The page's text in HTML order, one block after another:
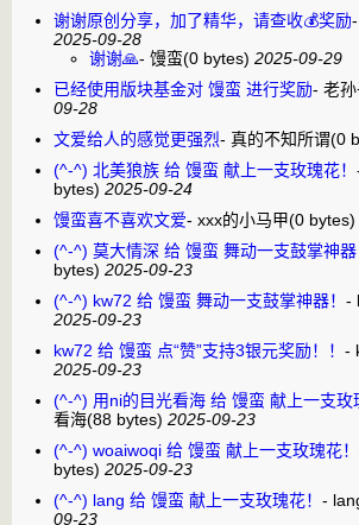
谢谢原创分享，加了精华，请查收💰奖励-
2025-09-28
谢谢🙏- 馒蛮(0 bytes) 2025-09-29
已经使用版块基金对 馒蛮 进行奖励- 老
09-28
文爱给人的感觉更强烈- 真的不知所谓(0
(^-^) 北美狼族 给 馒蛮 献上一支玫瑰花！
bytes) 2025-09-24
馒蛮喜不喜欢文爱- xxx的小马甲(0 bytes)
(^-^) 莫大情深 给 馒蛮 舞动一支鼓掌神器
bytes) 2025-09-23
(^-^) kw72 给 馒蛮 舞动一支鼓掌神器！ -
2025-09-23
kw72 给 馒蛮 点“赞”支持3银元奖励！！ -
2025-09-23
(^-^) 用ni的目光看海 给 馒蛮 献上一支玫
看海(88 bytes) 2025-09-23
(^-^) woaiwoqi 给 馒蛮 献上一支玫瑰花！
bytes) 2025-09-23
(^-^) lang 给 馒蛮 献上一支玫瑰花！ -
09-23